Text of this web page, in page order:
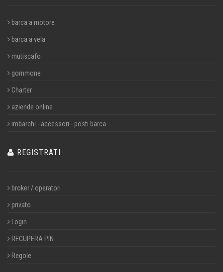
barca a motore
barca a vela
mutiscafo
gommone
Charter
aziende online
imbarchi - accessori - posti barca
REGISTRATI
broker / operatori
privato
Login
RECUPERA PIN
Regole